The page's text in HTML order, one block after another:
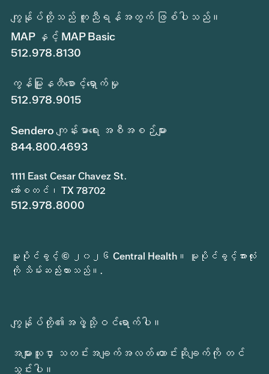
ကျွန်ုပ်တို့သည် ကူညီရန်အတွက် ဖြစ်ပါသည်။
MAP နှင့် MAP Basic
512.978.8130
ကွန်မြူနတီစောင့်ရှောက်မှု
512.978.9015
Sendero ကျန်းမာရေး အစီအစဉ်များ
844.800.4693
1111 East Cesar Chavez St.
အော်စတင်၊ TX 78702
512.978.8000
မူပိုင်ခွင့် © ၂၀၂၆ Central Health။ မူပိုင်ခွင့်အားလုံး
ကို သိမ်းဆည်းထားသည်။.
ကျွန်ုပ်တို့၏အဖွဲ့သို့ဝင်ရောက်ပါ။
အများသူငှာ သတင်းအချက်အလတ် တောင်းဆိုချက်ကို တင်
သွင်းပါ။